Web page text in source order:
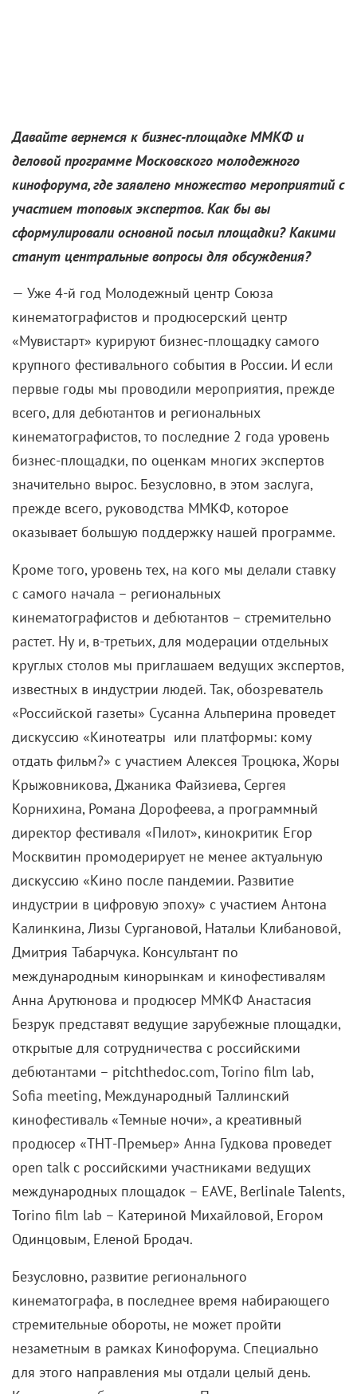
Ендальцева. Я не обижаюсь, мне и самой его
работы намного ближе.
Если вы нашли ошибку, пожалуйста, выделите фрагмент текста и
нажмитеCtrl+Enter.
Аня Чиповская Маша
Поделиться
Читайте «КиноРепортер»
2 августа 2026
Самые ожидаемые российские премьеры
ближайшего будущего
1 августа 2026
На Netflix подали в суд за утерю фильма
Марго Робби и Райан Гослинг отказываются
сниматься в сиквеле «Барби»